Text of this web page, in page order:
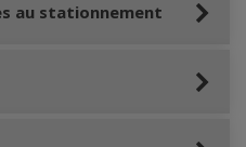
au stationnement